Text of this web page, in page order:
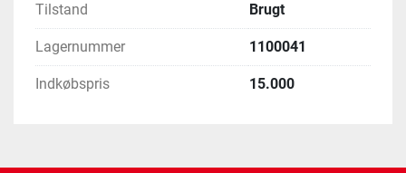
Tilstand Brugt
Lagernummer 1100041
Indkøbspris 15.000